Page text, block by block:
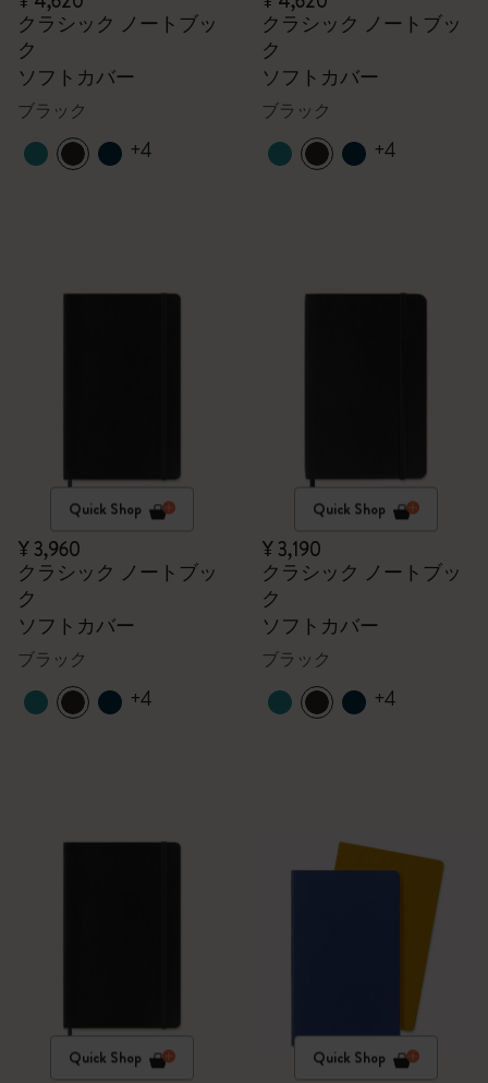
クラシック ノートブッ
ク
ソフトカバー
ブラック
+4
クラシック ノートブッ
ク
ソフトカバー
ブラック
+4
Quick Shop
¥ 3,960
クラシック ノートブッ
ク
ソフトカバー
ブラック
+4
Quick Shop
¥ 3,190
クラシック ノートブッ
ク
ソフトカバー
ブラック
+4
Quick Shop Quick Shop